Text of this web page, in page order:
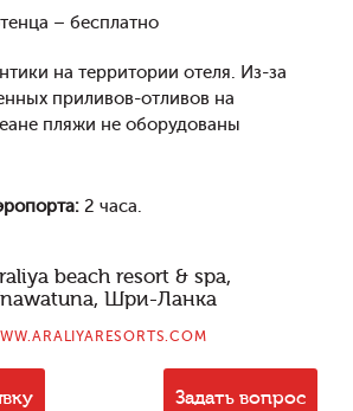
– бесплатно
на территории отеля. Из-за
приливов-отливов на
пляжи не оборудованы
2 часа.
beach resort & spa,
Шри-Ланка
Задать вопрос